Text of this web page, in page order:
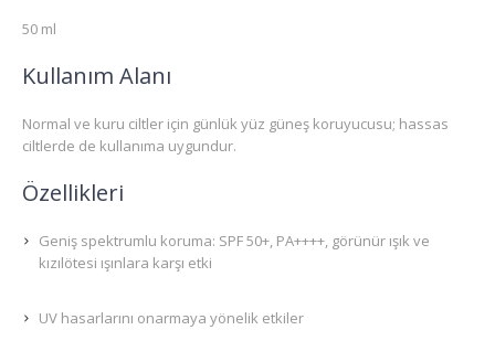
50 ml
Kullanım Alanı
Normal ve kuru ciltler için günlük yüz güneş koruyucusu; hassas
ciltlerde de kullanıma uygundur.
Özellikleri
Geniş spektrumlu koruma: SPF 50+, PA++++, görünür ışık ve
kızılötesi ışınlara karşı etki
UV hasarlarını onarmaya yönelik etkiler